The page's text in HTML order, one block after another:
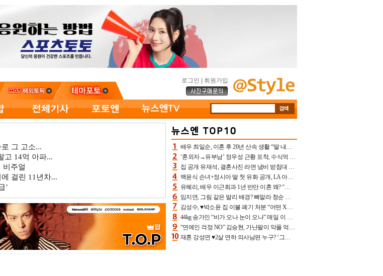
로그인 회원가입
그 고소...
고 14억 아파...
비주얼
걸린 11년차...
’
배우 최일순, 이혼 후 20년 산속 생활 “딸 내가 버렸다고 원망‥맘 아파”(특종)[어제TV]
‘혼외자→유부남’ 정우성 근황 포착, 수식억 해킹 피해 후배 만났다 “존경하는”
집 공개 유재석, 결혼사진 라면 냄비 받침대 되고 분노‥가족사진도 피해(놀뭐)[어제TV]
백윤식 손녀+정시아 딸 첫 유화 공개, LA 아트쇼→서울국제조각페스타 작가다운 수준급 실력
유혜리, 배우 이근희과 1년 반만 이혼 왜? “식칼 꽂고 의자 던져” 충격 폭로(특종)[어제TV]
임지연, 그림 같은 발리 배경? 뼈말라 청순 비키니 핏에 상대 안 되네
김성수, ♥박소윤 집 이불 폐기 처분 “어떤 X이랑 썼을지 몰라” 질투(신랑수업2)[어제TV]
44kg 송가인 “비가 오나 눈이 오나” 매일 이 운동, 허벅지 근육량 상승+체지방 감소
“연예인 걱정 NO” 김승현, 가난팔이 악플 억울할만‥아내+딸과 日 여행
재혼 강성연 ♥2살 연하 의사남편 누구? ‘그알’ 자문의에 훈남 비주얼 초엘리트 스펙 [종합]